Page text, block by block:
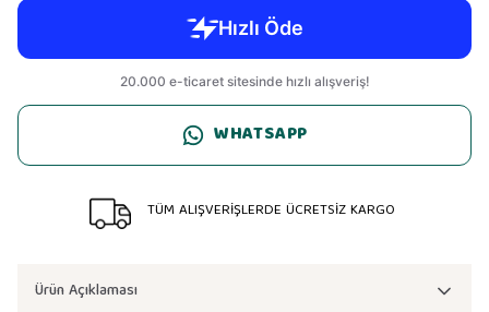
WHATSAPP
TÜM ALIŞVERİŞLERDE ÜCRETSİZ KARGO
Ürün Açıklaması